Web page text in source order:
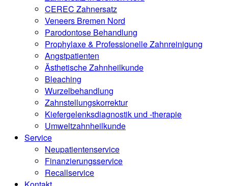
CEREC Zahnersatz
Veneers Bremen Nord
Parodontose Behandlung
Prophylaxe & Professionelle Zahnreinigung
Angstpatienten
Ästhetische Zahnheilkunde
Bleaching
Wurzelbehandlung
Zahnstellungskorrektur
Kiefergelenksdiagnostik und -therapie
Umweltzahnheilkunde
Service
Neupatientenservice
Finanzierungsservice
Recallservice